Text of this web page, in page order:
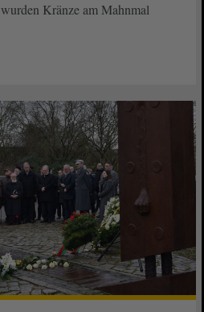
Kränze am Mahnmal